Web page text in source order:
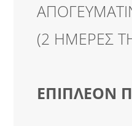
(2 ΗΜΕΡΕΣ
ΕΠΙΠΛΕΟΝ